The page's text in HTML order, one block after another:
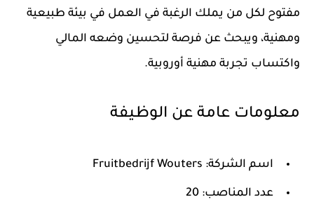
مفتوح لكل من يملك الرغبة في العمل في بيئة طبيعية
ومهنية، ويبحث عن فرصة لتحسين وضعه المالي
واكتساب تجربة مهنية أوروبية.
معلومات عامة عن الوظيفة
اسم الشركة: Fruitbedrijf Wouters
عدد المناصب: 20